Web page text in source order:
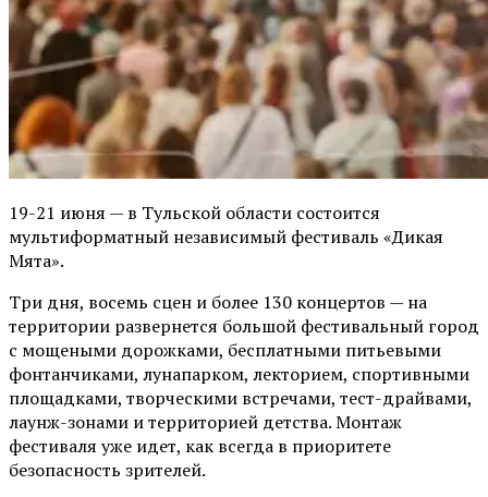
19-21 июня — в Тульской области состоится
мультиформатный независимый фестиваль «Дикая
Мята».
Три дня, восемь сцен и более 130 концертов — на
территории развернется большой фестивальный город
с мощеными дорожками, бесплатными питьевыми
фонтанчиками, лунапарком, лекторием, спортивными
площадками, творческими встречами, тест-драйвами,
лаунж-зонами и территорией детства. Монтаж
фестиваля уже идет, как всегда в приоритете
безопасность зрителей.